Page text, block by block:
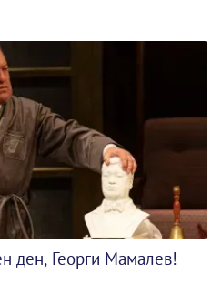
ден, Георги Мамалев!